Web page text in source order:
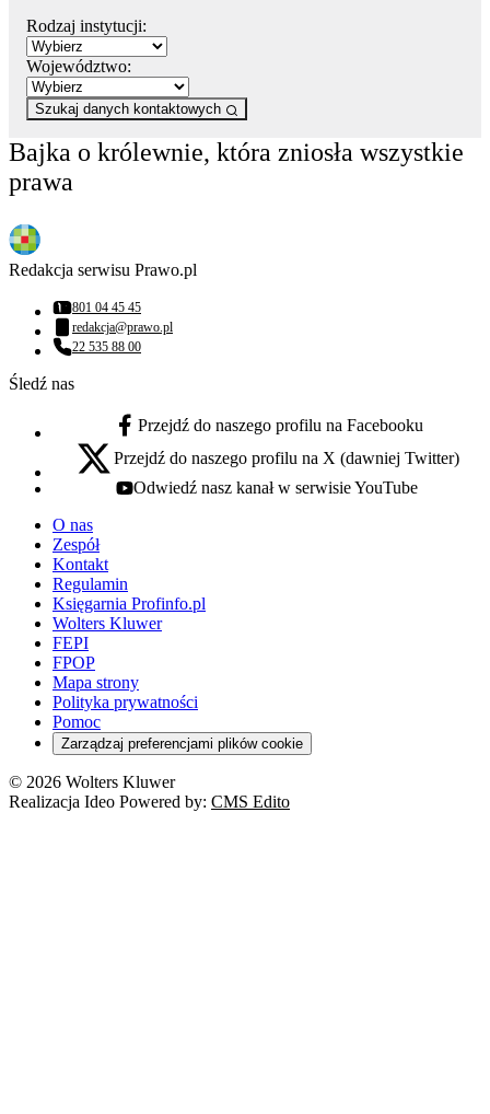
Rodzaj instytucji:
Województwo:
Szukaj danych kontaktowych
Bajka o królewnie, która zniosła wszystkie
prawa
Redakcja serwisu Prawo.pl
Numer telefonu:
801 04 45 45
Adres email:
redakcja@prawo.pl
Numer telefonu:
22 535 88 00
Śledź nas
facebook - otwiera się w nowej karcie
Przejdź do naszego profilu na Facebooku
x - otwiera się w nowej karcie
Przejdź do naszego profilu na X (dawniej Twitter)
youtube - otwiera się w nowej karcie
Odwiedź nasz kanał w serwisie YouTube
O nas
Zespół
Kontakt
Regulamin
Księgarnia Profinfo.pl
Wolters Kluwer
FEPI
FPOP
Mapa strony
Polityka prywatności
Pomoc
Zarządzaj preferencjami plików cookie
© 2026 Wolters Kluwer
Realizacja Ideo Powered by: CMS Edito